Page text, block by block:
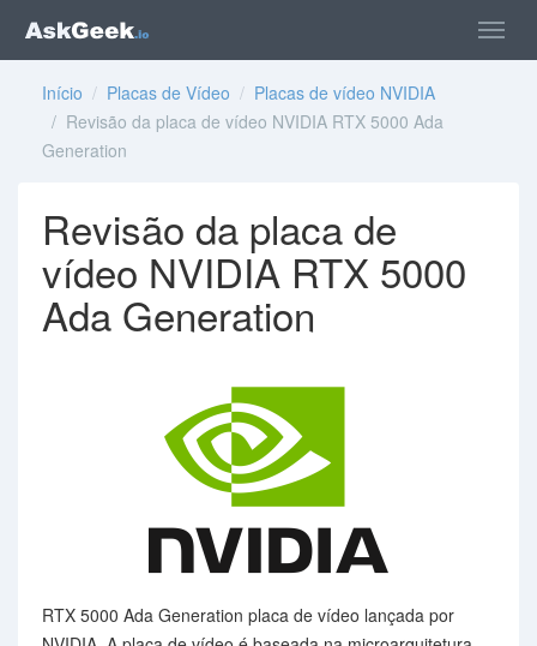
Início / Placas de Vídeo / Placas de vídeo NVIDIA
/ Revisão da placa de vídeo NVIDIA RTX 5000 Ada
Generation
Revisão da placa de
vídeo NVIDIA RTX 5000
Ada Generation
RTX 5000 Ada Generation placa de vídeo lançada por